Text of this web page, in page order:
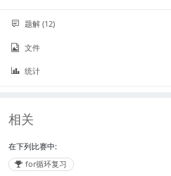
题解 (12)
文件
统计
相关
在下列比赛中:
for循环复习